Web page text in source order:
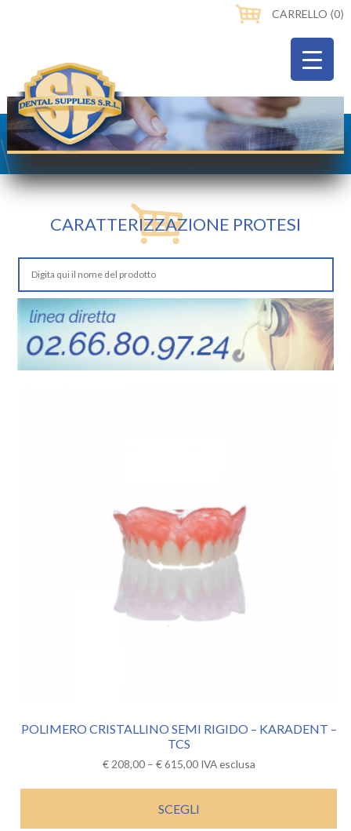
CARRELLO ⟨0⟩
CARATTERIZZAZIONE PROTESI
POLIMERO CRISTALLINO SEMI RIGIDO – KARADENT –
TCS
€208,00– €615,00 IVA esclusa
SCEGLI